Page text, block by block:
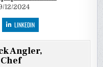
12/2024
LINKEDIN
Angler,